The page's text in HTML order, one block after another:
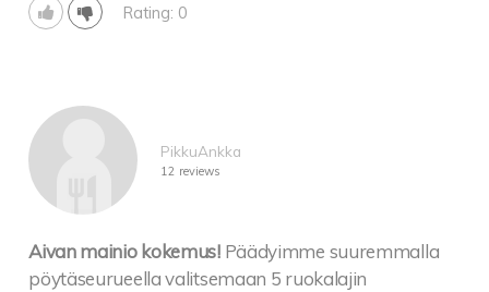
Rating: 0
PikkuAnkka
12 reviews
Aivan mainio kokemus! Päädyimme suuremmalla
pöytäseurueella valitsemaan 5 ruokalajin